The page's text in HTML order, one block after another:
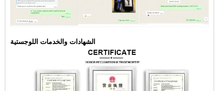
الشهادات والخدمات اللوجستية